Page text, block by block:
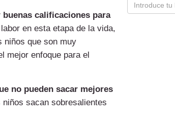
calificaciones para
en esta etapa de la vida,
niños que son muy
mejor enfoque para el
no pueden sacar mejores
sacan sobresalientes